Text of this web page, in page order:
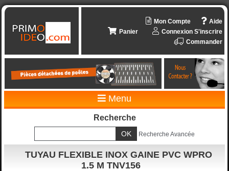
Aide
Mon Compte
Connexion S'inscrire
Panier
Commander
Menu
Recherche
Recherche Avancée
TUYAU FLEXIBLE INOX GAINE PVC WPRO
1.5 M TNV156